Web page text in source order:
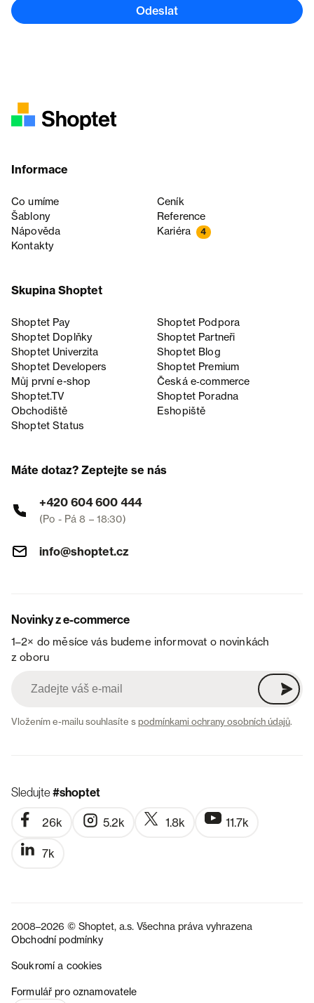
Odeslat
Informace
Co umíme
Ceník
Šablony
Reference
Nápověda
Kariéra 4
Kontakty
Skupina Shoptet
Shoptet Pay
Shoptet Podpora
Shoptet Doplňky
Shoptet Partneři
Shoptet Univerzita
Shoptet Blog
Shoptet Developers
Shoptet Premium
Můj první e-shop
Česká e‑commerce
Shoptet.TV
Shoptet Poradna
Obchodiště
Eshopiště
Shoptet Status
Máte dotaz? Zeptejte se nás
+420 604 600 444
(Po - Pá 8 – 18:30)
info@shoptet.cz
Novinky z e-commerce
1–2× do měsíce vás budeme informovat o novinkách
z oboru
Vložením e-mailu souhlasíte spodmínkami ochrany osobních údajů.
Sledujte#shoptet
26k 5.2k 1.8k 11.7k
7k
2008–2026 © Shoptet, a.s. Všechna práva vyhrazena
Obchodní podmínky
Soukromí a cookies
Formulář pro oznamovatele